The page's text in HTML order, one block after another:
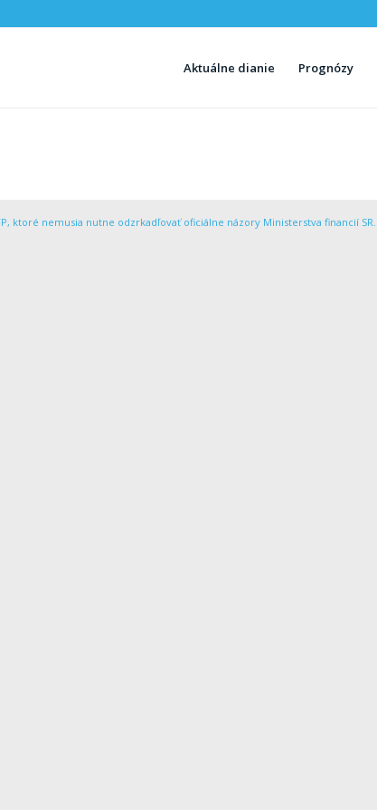
Aktuálne dianie Prognózy
ktoré nemusia nutne odzrkadľovať oficiálne názory Ministerstva financií SR.